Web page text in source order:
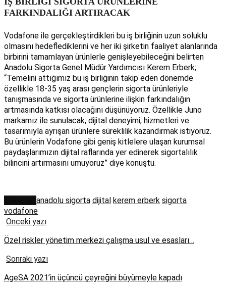
FARKINDALIĞI ARTIRACAK
Vodafone ile gerçekleştirdikleri bu iş birliğinin uzun soluklu
olmasını hedeflediklerini ve her iki şirketin faaliyet alanlarında
birbirini tamamlayan ürünlerle genişleyebileceğini belirten
Anadolu Sigorta Genel Müdür Yardımcısı Kerem Erberk;
“Temelini attığımız bu iş birliğinin takip eden dönemde
özellikle 18-35 yaş arası gençlerin sigorta ürünleriyle
tanışmasında ve sigorta ürünlerine ilişkin farkındalığın
artmasında katkısı olacağını düşünüyoruz. Özellikle Juno
markamız ile sunulacak, dijital deneyimi, hizmetleri ve
tasarımıyla ayrışan ürünlere süreklilik kazandırmak istiyoruz.
Bu ürünlerin Vodafone gibi geniş kitlelere ulaşan kurumsal
paydaşlarımızın dijital raflarında yer edinerek sigortalılık
bilincini artırmasını umuyoruz” diye konuştu.
anadolu sigorta dijital kerem erberk sigorta
vodafone
Önceki yazı
Özel riskler yönetim merkezi çalışma usul ve esasları…
Sonraki yazı
AgeSA 2021’in üçüncü çeyreğini büyümeyle kapadı